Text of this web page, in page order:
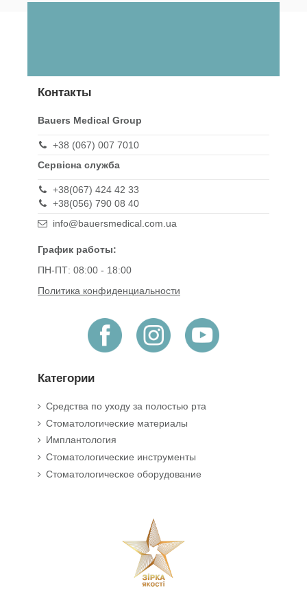
Контакты
Bauers Medical Group
+38 (067) 007 7010
Сервісна служба
+38(067) 424 42 33
+38(056) 790 08 40
info@bauersmedical.com.ua
График работы:
ПН-ПТ: 08:00 - 18:00
Политика конфиденциальности
Категории
Средства по уходу за полостью рта
Стоматологические материалы
Имплантология
Стоматологические инструменты
Стоматологическое оборудование